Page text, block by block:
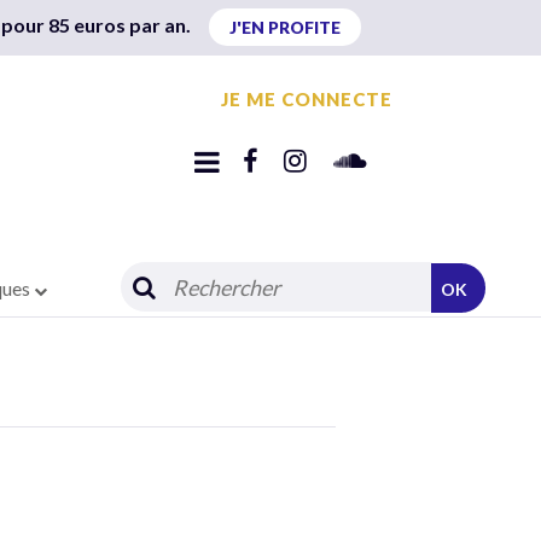
85 euros par an. J'EN PROFITE
JE ME CONNECTE
OK